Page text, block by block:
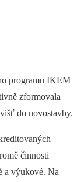
programu IKEM
zformovala
do novostavby.
činnosti
a výukové. Na